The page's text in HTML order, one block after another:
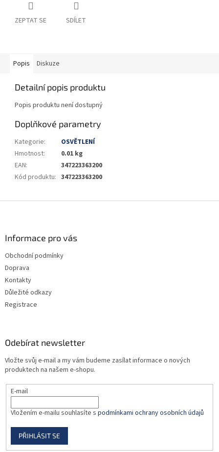
ZEPTAT SE SDÍLET
Popis Diskuze
Detailní popis produktu
Popis produktu není dostupný
Doplňkové parametry
Kategorie:
OSVĚTLENÍ
Hmotnost:
0.01 kg
EAN:
347223363200
Kód produktu: 347223363200
Informace pro vás
Obchodní podmínky
Doprava
Kontakty
Důležité odkazy
Registrace
Odebírat newsletter
Vložte svůj e-mail a my vám budeme zasílat informace o nových
produktech na našem e-shopu.
E-mail
Vložením e-mailu souhlasíte s podmínkami ochrany osobních údajů
PŘIHLÁSIT SE